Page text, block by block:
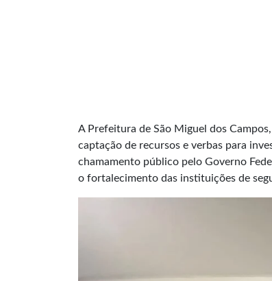
A Prefeitura de São Miguel dos
captação de recursos e verbas para
chamamento público pelo Governo
o fortalecimento das instituições de